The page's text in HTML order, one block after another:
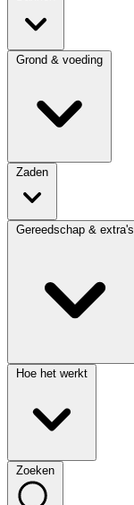
Grond & voeding
Zaden
Gereedschap & extra's
Hoe het werkt
Zoeken